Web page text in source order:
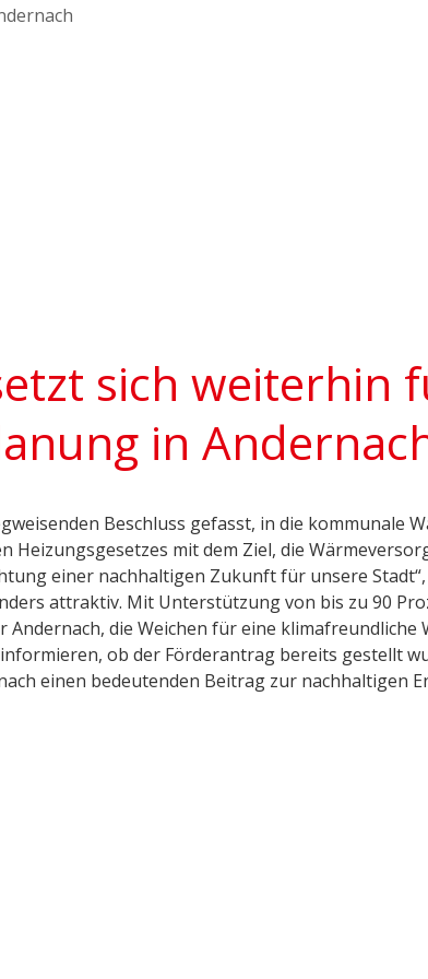
sich weiterhin
in
Beschluss gefasst, in die kommunale
Heizungsgesetzes mit dem Ziel, die
einer nachhaltigen Zukunft für unsere
attraktiv. Mit Unterstützung von bis zu 90
die Weichen für eine
ob der Förderantrag bereits gestellt
einen bedeutenden Beitrag zur